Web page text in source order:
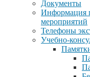
Документы
Информация
мероприятий
Телефоны
Учебно-